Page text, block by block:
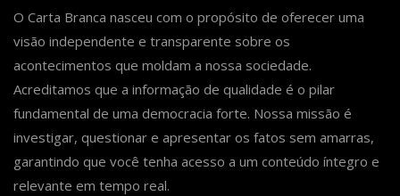
O Carta Branca nasceu com o propósito de oferecer uma
visão independente e transparente sobre os
acontecimentos que moldam a nossa sociedade.
Acreditamos que a informação de qualidade é o pilar
fundamental de uma democracia forte. Nossa missão é
investigar, questionar e apresentar os fatos sem amarras,
garantindo que você tenha acesso a um conteúdo íntegro e
relevante em tempo real.